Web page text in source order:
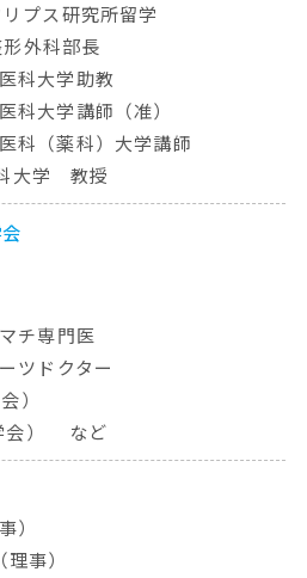
プス研究所留学
外科部長
科大学助教
大学講師（准）
科（薬科）大学講師
大学 教授
チ専門医
ツドクター
）
会） など
）
事）